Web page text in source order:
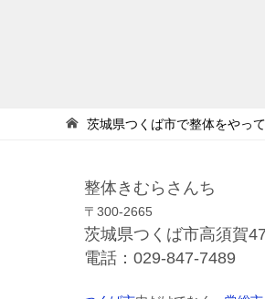
茨城県つくば市で整体をやっ
整体きむらさんち
〒300-2665
茨城県つくば市高須賀
電話：029-847-7489